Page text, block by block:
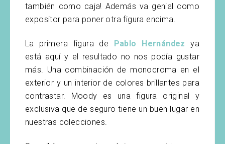
también como caja! Además va genial como
expositor para poner otra figura encima.
La primera figura de Pablo Hernández ya
está aquí y el resultado no nos podía gustar
más. Una combinación de monocroma en el
exterior y un interior de colores brillantes para
contrastar. Moody es una figura original y
exclusiva que de seguro tiene un buen lugar en
nuestras colecciones.